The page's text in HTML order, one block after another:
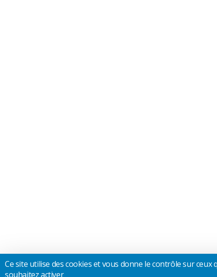
Ce site utilise des cookies et vous donne le contrôle sur ceux
souhaitez activer